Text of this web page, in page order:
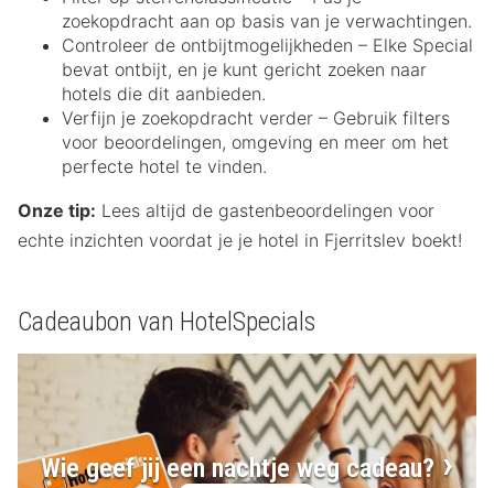
zoekopdracht aan op basis van je verwachtingen.
Controleer de ontbijtmogelijkheden – Elke Special
bevat ontbijt, en je kunt gericht zoeken naar
hotels die dit aanbieden.
Verfijn je zoekopdracht verder – Gebruik filters
voor beoordelingen, omgeving en meer om het
perfecte hotel te vinden.
Onze tip: Lees altijd de gastenbeoordelingen voor
echte inzichten voordat je je hotel in Fjerritslev boekt!
Cadeaubon van HotelSpecials
Wie geef jij een nachtje weg cadeau?